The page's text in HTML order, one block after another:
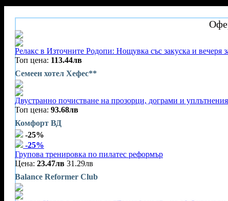
Релакс в Източните Родопи: Нощувка със закуска и вечеря
Топ цена: 113.44лв
Семеен хотел Хефес**
Двустранно почистване на прозорци, дограми и
Топ цена: 93.68лв
Комфорт ВД
-25%
-25%
Групова тренировка по пилатес реформър
Цена: 23.47лв 31.29лв
Balance Reformer Club